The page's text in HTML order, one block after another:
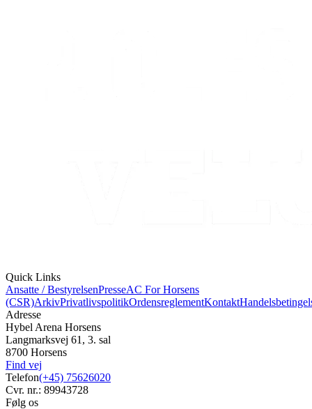
Quick Links
Ansatte / BestyrelsenPresseAC For Horsens
(CSR)ArkivPrivatlivspolitikOrdensreglementKontakt
Adresse
Hybel Arena Horsens
Langmarksvej 61, 3. sal
8700 Horsens
Find vej
Telefon(+45) 75626020
Cvr. nr.: 89943728
Følg os